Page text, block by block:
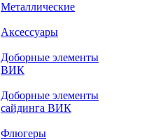
Металлические
Аксессуары
Доборные элементы
ВИК
Доборные элементы
сайдинга ВИК
Флюгеры